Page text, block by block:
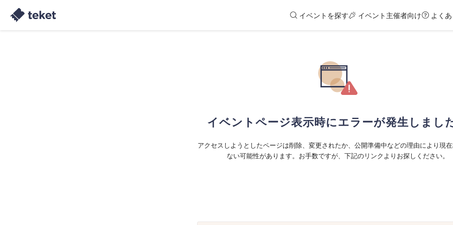
イベントを探す イベント主催者向け よく
イベントページ表示時にエラーが発生しました
アクセスしようとしたページは削除、変更されたか、公開準備中などの理由により現在
ない可能性があります。お手数ですが、下記のリンクよりお探しください。